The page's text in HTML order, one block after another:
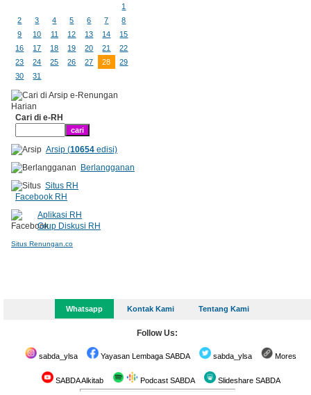
1
2
3 4 5 6 7
8
9
10 11 12 13 14
15
16
17 18 19 20 21
22
23
24 25 26 27 28
29
30
31
Cari di e-RH
Arsip (10654edisi)
Berlangganan
Situs RH
Facebook RH
Aplikasi RH
Grup Diskusi RH
Situs Renungan.co
Whatsapp Kontak Kami Tentang Kami
Follow Us:
sabda_ylsa Yayasan Lembaga SABDA sabda_ylsa Mores
SABDA Alkitab Podcast SABDA Slideshare SABDA